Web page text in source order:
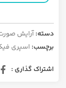
دسته:آرایش
برچسب: اسپری
اشتراک گذاری :